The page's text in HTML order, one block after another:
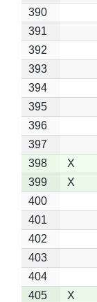
390
391
392
393
394
395
396
397
398
X
399
X
400
401
402
403
404
405
X